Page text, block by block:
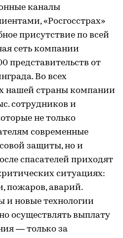
каналы
«Росгосстрах»
присутствие по всей
сеть компании
представительств от
Во всех
нашей страны компании
сотрудников и
не только
современные
защиты, но и
спасателей приходят
ситуациях:
пожаров, аварий.
и новые технологии
осуществлять выплату
— только за